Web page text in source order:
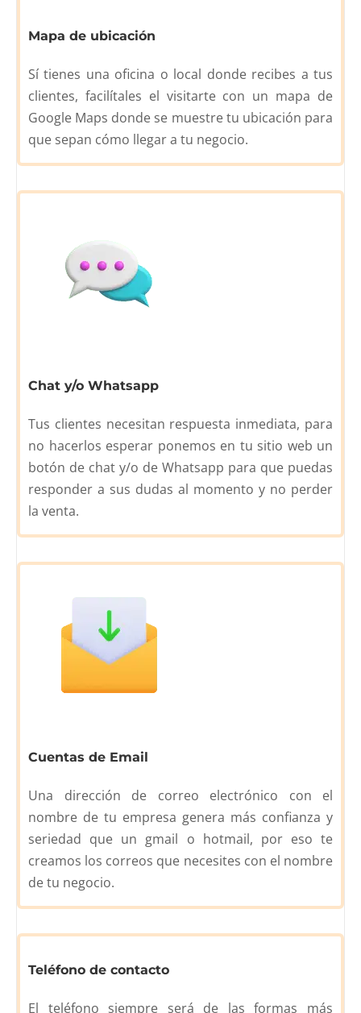
Mapa de ubicación
Sí tienes una oficina o local donde recibes a tus
clientes, facilítales el visitarte con un mapa de
Google Maps donde se muestre tu ubicación para
que sepan cómo llegar a tu negocio.
Chat y/o Whatsapp
Tus clientes necesitan respuesta inmediata, para
no hacerlos esperar ponemos en tu sitio web un
botón de chat y/o de Whatsapp para que puedas
responder a sus dudas al momento y no perder
la venta.
Cuentas de Email
Una dirección de correo electrónico con el
nombre de tu empresa genera más confianza y
seriedad que un gmail o hotmail, por eso te
creamos los correos que necesites con el nombre
de tu negocio.
Teléfono de contacto
El teléfono siempre será de las formas más